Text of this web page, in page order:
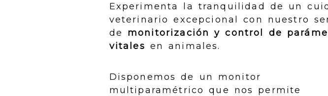
Experimenta la tranquilidad de un
veterinario excepcional con nuestro
de monitorización y control de
vitales en animales.
Disponemos de un monitor
multiparamétrico que nos permite